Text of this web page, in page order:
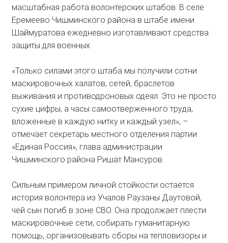
масштабная работа волонтерских штабов. В селе
Еремеево Чишминского района в штабе имени
Шаймуратова ежедневно изготавливают средства
защиты для военных.
«Только силами этого штаба мы получили сотни
маскировочных халатов, сетей, браслетов
выживания и противодроновых одеял. Это не просто
сухие цифры, а часы самоотверженного труда,
вложенные в каждую нитку и каждый узел», –
отмечает секретарь местного отделения партии
«Единая Россия», глава администрации
Чишминского района Ришат Мансуров.
Сильным примером личной стойкости остаётся
история волонтера из Учалов Раузаны Даутовой,
чей сын погиб в зоне СВО. Она продолжает плести
маскировочные сети, собирать гуманитарную
помощь, организовывать сборы на тепловизоры и